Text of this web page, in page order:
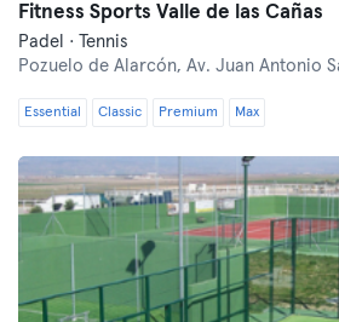
Fitness Sports Valle de las Cañas
Padel · Tennis
Pozuelo de Alarcón, Av. Juan Antonio
Essential Classic Premium Max